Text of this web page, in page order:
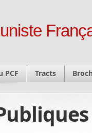
PCF Tracts